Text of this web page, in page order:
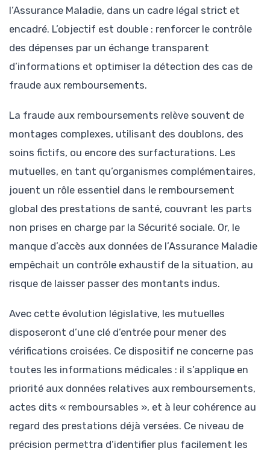
l’Assurance Maladie, dans un cadre légal strict et
encadré. L’objectif est double : renforcer le contrôle
des dépenses par un échange transparent
d’informations et optimiser la détection des cas de
fraude aux remboursements.
La fraude aux remboursements relève souvent de
montages complexes, utilisant des doublons, des
soins fictifs, ou encore des surfacturations. Les
mutuelles, en tant qu’organismes complémentaires,
jouent un rôle essentiel dans le remboursement
global des prestations de santé, couvrant les parts
non prises en charge par la Sécurité sociale. Or, le
manque d’accès aux données de l’Assurance Maladie
empêchait un contrôle exhaustif de la situation, au
risque de laisser passer des montants indus.
Avec cette évolution législative, les mutuelles
disposeront d’une clé d’entrée pour mener des
vérifications croisées. Ce dispositif ne concerne pas
toutes les informations médicales : il s’applique en
priorité aux données relatives aux remboursements,
actes dits « remboursables », et à leur cohérence au
regard des prestations déjà versées. Ce niveau de
précision permettra d’identifier plus facilement les